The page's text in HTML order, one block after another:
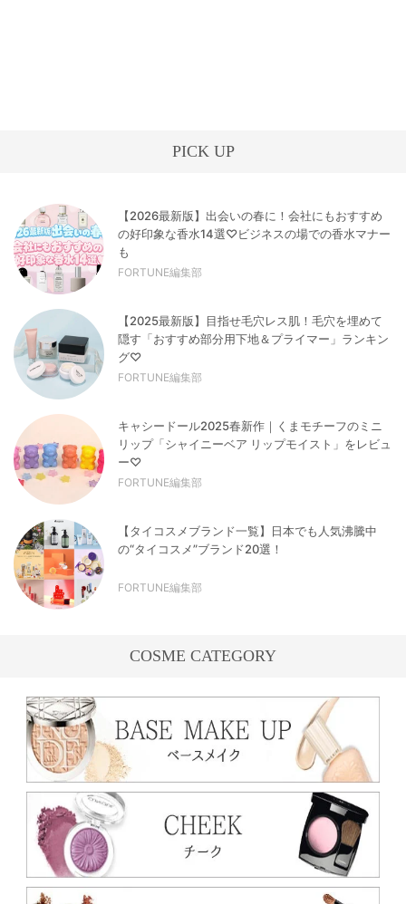
PICK UP
【2026最新版】出会いの春に！会社にもおすすめ
の好印象な香水14選♡ビジネスの場での香水マナー
も
FORTUNE編集部
【2025最新版】目指せ毛穴レス肌！毛穴を埋めて
隠す「おすすめ部分用下地＆プライマー」ランキン
グ♡
FORTUNE編集部
キャシードール2025春新作｜くまモチーフのミニ
リップ「シャイニーベア リップモイスト」をレビュ
ー♡
FORTUNE編集部
【タイコスメブランド一覧】日本でも人気沸騰中
の“タイコスメ”ブランド20選！
FORTUNE編集部
COSME CATEGORY